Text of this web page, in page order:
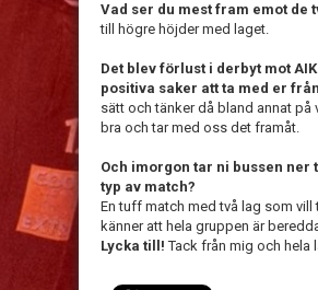
Vad ser du mest fram emot de
till högre höjder med laget.
Det blev förlust i derbyt mot
positiva saker att ta med er
sätt och tänker då bland annat
bra och tar med oss det framåt.
Och imorgon tar ni bussen ner
typ av match?
En tuff match med två lag som
känner att hela gruppen är
Lycka till!Tack från mig och hela